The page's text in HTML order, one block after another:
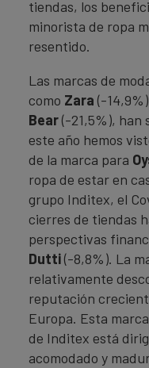
tiendas, los
minorista de ropa
resentido.
Las marcas de
como Zara (-
Bear(-21,5%), han
este año hemos
de la marca para
ropa de estar en
grupo Inditex, el
cierres de tiendas
perspectivas
Dutti(-8,8%). La
relativamente
reputación
Europa. Esta
de Inditex está
acomodado y